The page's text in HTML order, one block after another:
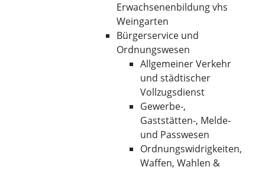
Erwachsenenbildung vhs
Weingarten
Bürgerservice und
Ordnungswesen
Allgemeiner Verkehr
und städtischer
Vollzugsdienst
Gewerbe-,
Gaststätten-, Melde-
und Passwesen
Ordnungswidrigkeiten,
Waffen, Wahlen &